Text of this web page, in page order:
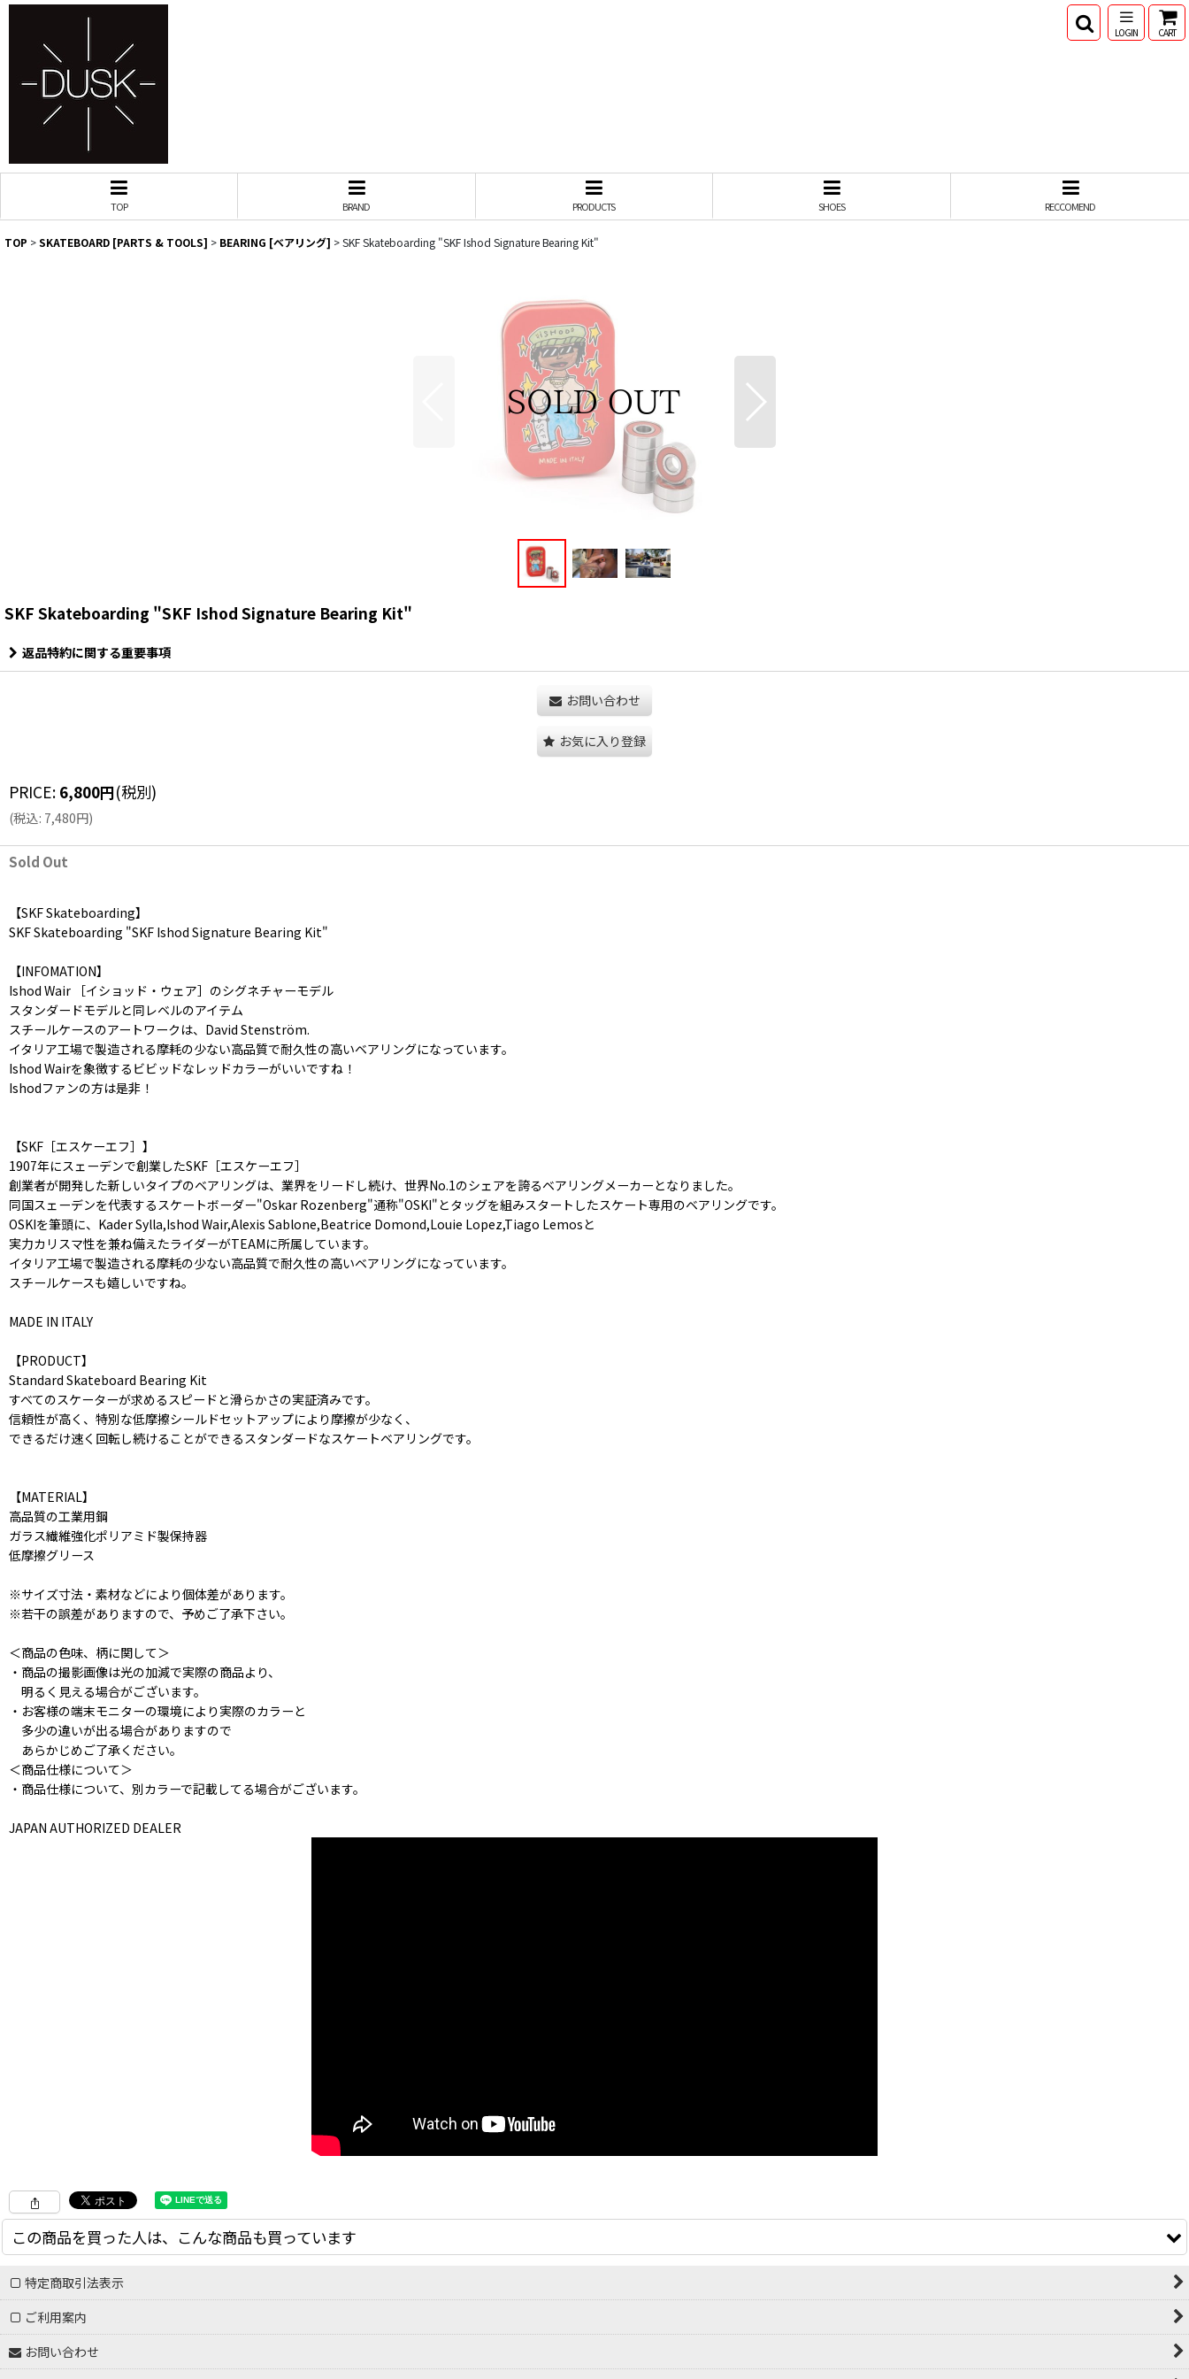
LOGIN CART
TOP BRAND PRODUCTS SHOES RECCOMEND
TOP >SKATEBOARD [PARTS & TOOLS] > BEARING [ベアリング] >SKF Skateboarding "SKF Ishod Signature Bearing Kit"
SKF Skateboarding "SKF Ishod Signature Bearing Kit"
返品特約に関する重要事項
お問い合わせ
お気に入り登録
PRICE: 6,800円(税別)
(税込: 7,480円)
Sold Out
【SKF Skateboarding】
SKF Skateboarding "SKF Ishod Signature Bearing Kit"
【INFOMATION】
Ishod Wair ［イショッド・ウェア］のシグネチャーモデル
スタンダードモデルと同レベルのアイテム
スチールケースのアートワークは、David Stenström.
イタリア工場で製造される摩耗の少ない高品質で耐久性の高いベアリングになっています。
Ishod Wairを象徴するビビッドなレッドカラーがいいですね！
Ishodファンの方は是非！
【SKF［エスケーエフ］】
1907年にスェーデンで創業したSKF［エスケーエフ］
創業者が開発した新しいタイプのベアリングは、業界をリードし続け、世界No.1のシェアを誇るベアリングメーカーとなりました。
同国スェーデンを代表するスケートボーダー"Oskar Rozenberg"通称"OSKI"とタッグを組みスタートしたスケート専用のベアリングです。
OSKIを筆頭に、Kader Sylla,Ishod Wair,Alexis Sablone,Beatrice Domond,Louie Lopez,Tiago Lemosと
実力カリスマ性を兼ね備えたライダーがTEAMに所属しています。
イタリア工場で製造される摩耗の少ない高品質で耐久性の高いベアリングになっています。
スチールケースも嬉しいですね。
MADE IN ITALY
【PRODUCT】
Standard Skateboard Bearing Kit
すべてのスケーターが求めるスピードと滑らかさの実証済みです。
信頼性が高く、特別な低摩擦シールドセットアップにより摩擦が少なく、
できるだけ速く回転し続けることができるスタンダードなスケートベアリングです。
【MATERIAL】
高品質の工業用鋼
ガラス繊維強化ポリアミド製保持器
低摩擦グリース
※サイズ寸法・素材などにより個体差があります。
※若干の誤差がありますので、予めご了承下さい。
＜商品の色味、柄に関して＞
・商品の撮影画像は光の加減で実際の商品より、
明るく見える場合がございます。
・お客様の端末モニターの環境により実際のカラーと
多少の違いが出る場合がありますので
あらかじめご了承ください。
＜商品仕様について＞
・商品仕様について、別カラーで記載してる場合がございます。
JAPAN AUTHORIZED DEALER
この商品を買った人は、こんな商品も買っています
特定商取引法表示
ご利用案内
お問い合わせ